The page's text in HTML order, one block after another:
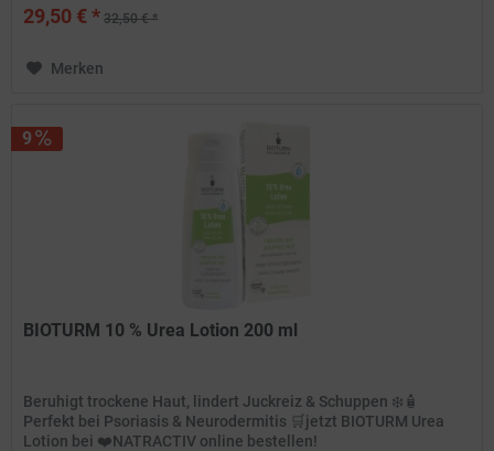
29,50 € * 32,50 € *
Merken
9
BIOTURM 10 % Urea Lotion 200 ml
Beruhigt trockene Haut, lindert Juckreiz & Schuppen ❄️🧴
Perfekt bei Psoriasis & Neurodermitis 🛒jetzt BIOTURM Urea
Lotion bei ❤️NATRACTIV online bestellen!